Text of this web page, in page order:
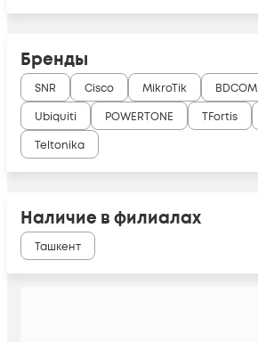
Бренды
SNR Cisco MikroTik BDCOM
Ubiquiti
POWERTONE TFortis
Teltonika
Наличие в филиалах
Ташкент